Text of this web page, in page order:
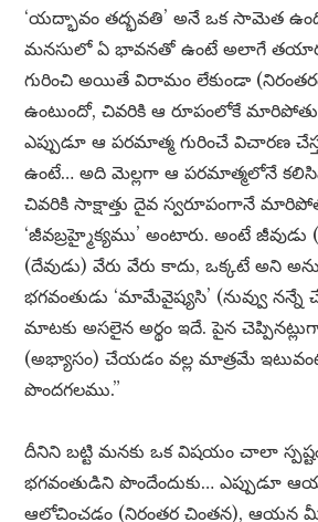
‘యద్భావం తద్భవతి’ అనే ఒక సామెత
మనసులో ఏ భావనతో ఉంటే అలాగే
గురించి అయితే విరామం లేకుండా
ఉంటుందో, చివరికి ఆ రూపంలోకే
ఎప్పుడూ ఆ పరమాత్మ గురించే విచారణ
ఉంటే… అది మెల్లగా ఆ పరమాత్మలోనే
చివరికి సాక్షాత్తు దైవ స్వరూపంగానే
‘జీవబ్రహ్మైక్యము’ అంటారు. అంటే
(దేవుడు) వేరు వేరు కాదు, ఒక్కటే అని
భగవంతుడు ‘మామేవైష్యసి’ (నువ్వు నన్నే
మాటకు అసలైన అర్థం ఇదే. పైన
(అభ్యాసం) చేయడం వల్ల మాత్రమే
పొందగలము.”
దీనిని బట్టి మనకు ఒక విషయం చాలా
భగవంతుడిని పొందేందుకు… ఎప్పుడూ
ఆలోచించడం (నిరంతర చింతన), ఆయన